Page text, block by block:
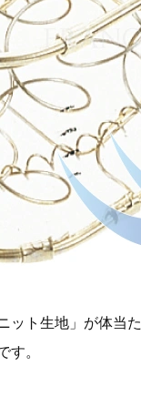
ト生地」が体当
。